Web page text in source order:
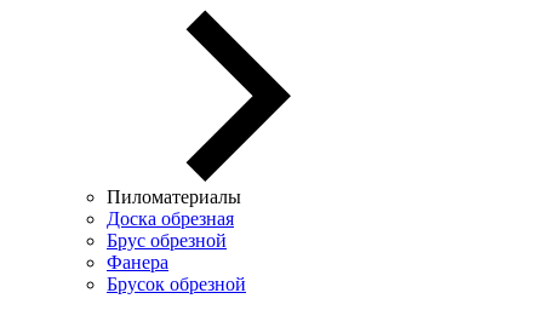
Пиломатериалы
Доска обрезная
Брус обрезной
Фанера
Брусок обрезной